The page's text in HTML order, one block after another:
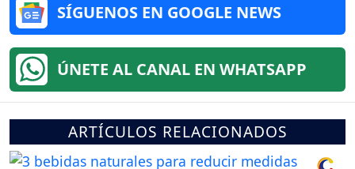
SÍGUENOS EN GOOGLE NEWS
ÚNETE AL CANAL EN WHATSAPP
ARTÍCULOS RELACIONADOS